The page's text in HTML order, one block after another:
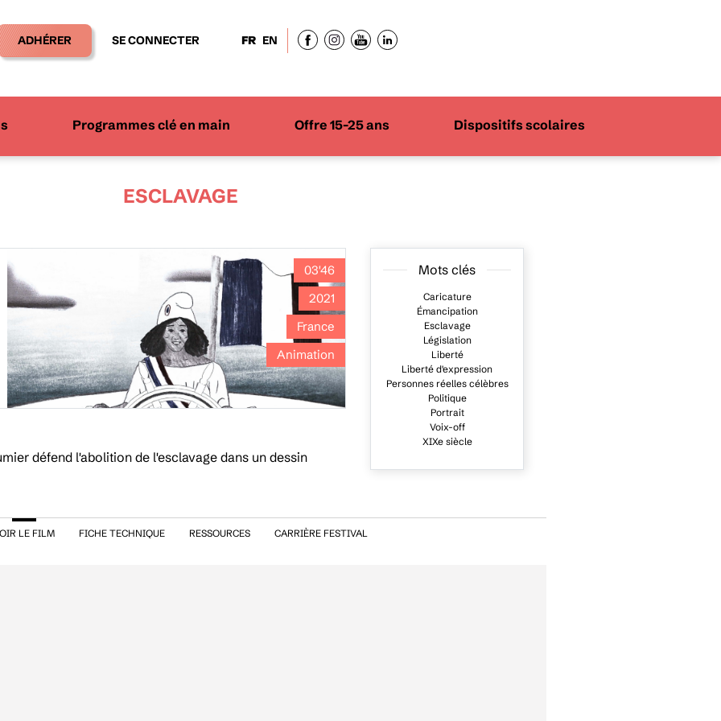
ADHÉRER SE CONNECTER FR EN
Programmes clé en main Offre 15-25 ans Dispositifs scolaires
ESCLAVAGE
03'46
2021
France
Animation
défend l'abolition de l'esclavage dans un dessin
Mots clés
Caricature
Émancipation
Esclavage
Législation
Liberté
Liberté d'expression
Personnes réelles célèbres
Politique
Portrait
Voix-off
XIXe siècle
LE FILM FICHE TECHNIQUE RESSOURCES CARRIÈRE FESTIVAL